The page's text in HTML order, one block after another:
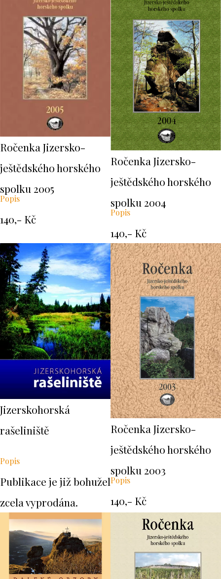
Ročenka Jizersko-
ještědského horského
spolku 2005
Popis
140,- Kč
Ročenka Jizersko-
ještědského horského
spolku 2004
Popis
140,- Kč
Jizerskohorská
rašeliniště
Popis
Publikace je již bohužel
zcela vyprodána.
Ročenka Jizersko-
ještědského horského
spolku 2003
Popis
140,- Kč